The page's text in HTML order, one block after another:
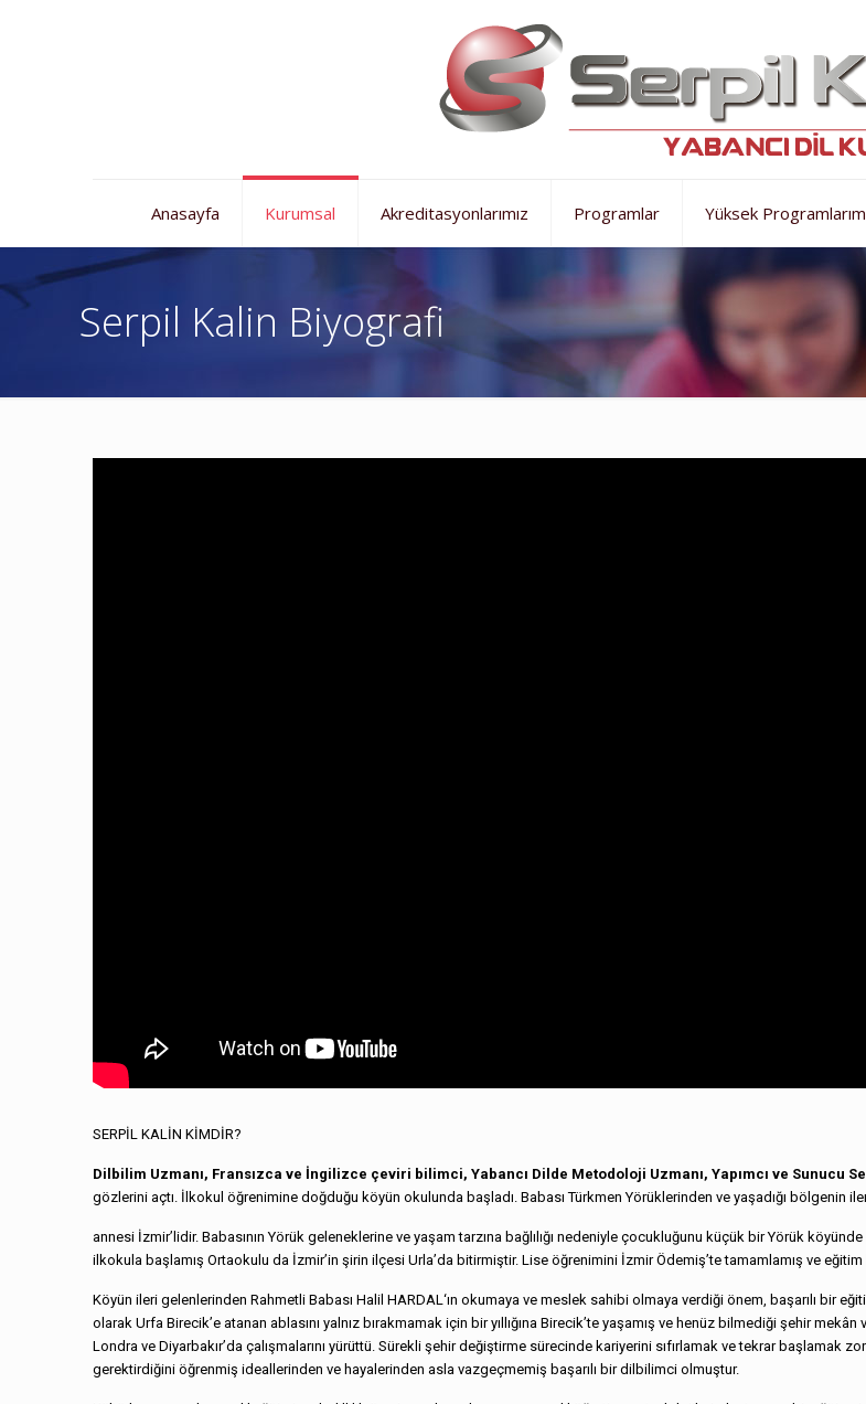
Anasayfa Kurumsal Akreditasyonlarımız Programlar Yüksek
Serpil Kalin Biyografi
SERPİL KALİN KİMDİR?
Dilbilim Uzmanı, Fransızca ve İngilizce çeviri bilimci, Yabancı Dilde Metodoloji Uzmanı, Yapımcı ve Sunucu
gözlerini açtı. İlkokul öğrenimine doğduğu köyün okulunda başladı. Babası Türkmen Yörüklerinden ve yaşadığı bölgenin
annesi İzmir’lidir. Babasının Yörük geleneklerine ve yaşam tarzına bağlılığı nedeniyle çocukluğunu küçük bir Yörük
ilkokula başlamış Ortaokulu da İzmir’in şirin ilçesi Urla’da bitirmiştir. Lise öğrenimini İzmir Ödemiş’te tamamlamış ve
Köyün ileri gelenlerinden Rahmetli Babası Halil HARDAL‘ın okumaya ve meslek sahibi olmaya verdiği önem, başarılı bir
olarak Urfa Birecik’e atanan ablasını yalnız bırakmamak için bir yıllığına Birecik’te yaşamış ve henüz bilmediği şehir
Londra ve Diyarbakır’da çalışmalarını yürüttü. Sürekli şehir değiştirme sürecinde kariyerini sıfırlamak ve tekrar başlamak
gerektirdiğini öğrenmiş ideallerinden ve hayalerinden asla vazgeçmemiş başarılı bir dilbilimci olmuştur.